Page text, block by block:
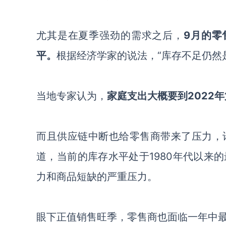
尤其是在夏季强劲的需求之后， 9月的零
平。 根据经济学家的说法， “库存不足仍然
当地专家认为 ， 家庭支出大概要到 2022年
而且供应链中断也给零售商带来了压力，
道，当前的库存水平处于1980年代以来
力和商品短缺的严重压力。
眼下正值销售旺季， 零售商也面临一年中